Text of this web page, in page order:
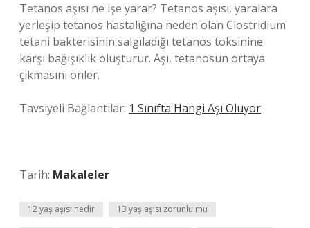
Tetanos aşısı ne işe yarar? Tetanos aşısı, yaralara
yerleşip tetanos hastalığına neden olan Clostridium
tetani bakterisinin salgıladığı tetanos toksinine
karşı bağışıklık oluşturur. Aşı, tetanosun ortaya
çıkmasını önler.
Tavsiyeli Bağlantılar: 1 Sınıfta Hangi Aşı Oluyor
Tarih: Makaleler
12 yaş aşısı nedir 13 yaş aşısı zorunlu mu